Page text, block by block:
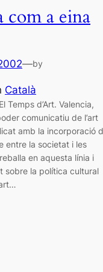
com a eina
—by
Català
Temps d’Art. Valencia,
comunicatiu de l’art
amb la incorporació
entre la societat i les
en aquesta línia i
sobre la política cultural